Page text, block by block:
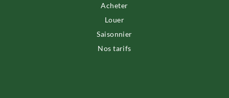
Acheter
Louer
Saisonnier
Nos tarifs